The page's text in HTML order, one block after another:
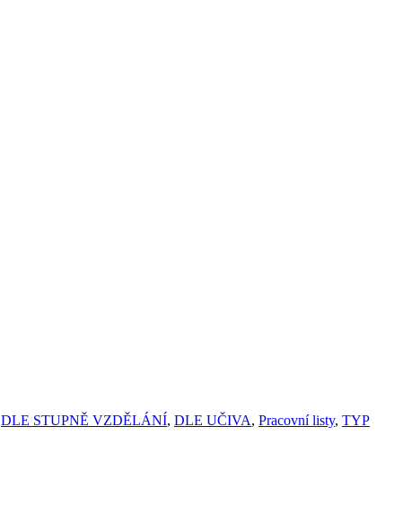
DLE STUPNĚ VZDĚLÁNÍ, DLE UČIVA, Pracovní listy, TYP